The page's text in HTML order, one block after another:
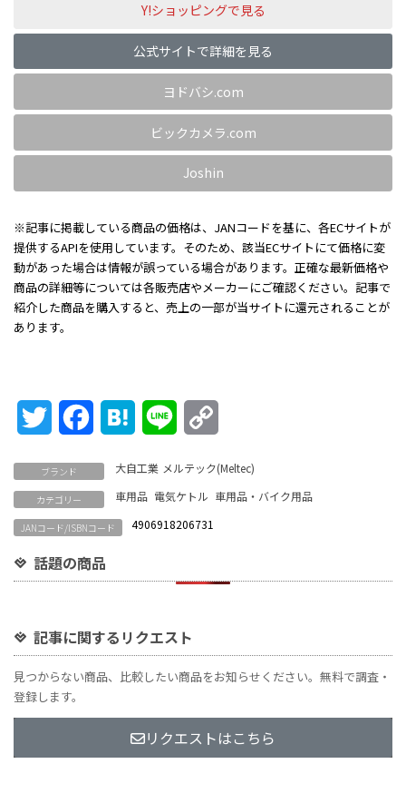
Y!ショッピングで見る
公式サイトで詳細を見る
ヨドバシ.com
ビックカメラ.com
Joshin
※記事に掲載している商品の価格は、JANコードを基に、各ECサイトが
提供するAPIを使用しています。そのため、該当ECサイトにて価格に変
動があった場合は情報が誤っている場合があります。正確な最新価格や
商品の詳細等については各販売店やメーカーにご確認ください。記事で
紹介した商品を購入すると、売上の一部が当サイトに還元されることが
あります。
Twitter FacebookHatena Line
ブランド 大自工業 メルテック(Meltec)
カテゴリー 車用品 電気ケトル 車用品・バイク用品
JANコード/ISBNコード 4906918206731
話題の商品
記事に関するリクエスト
見つからない商品、比較したい商品をお知らせください。無料で調査・
登録します。
リクエストはこちら